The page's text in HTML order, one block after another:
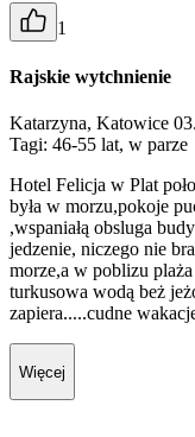
1
Rajskie wytchnienie
Katarzyna, Katowice
Tagi: 46-55 lat, w parze
Hotel Felicja w Plat
była w morzu,pokoje
,wspaniałą obsluga
jedzenie, niczego nie
morze,a w poblizu
turkusowa wodą beż
zapiera.....cudne
Więcej